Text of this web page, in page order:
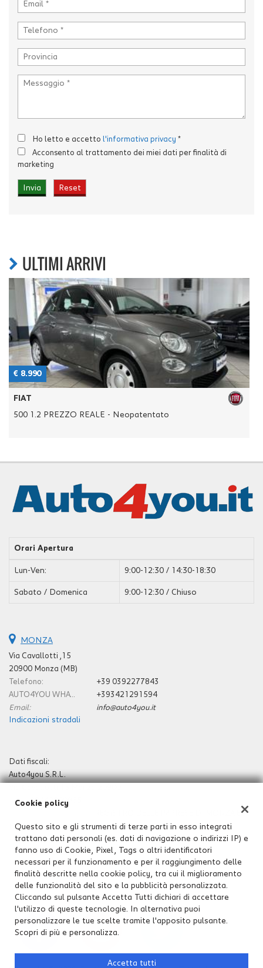
Ho letto e accetto l'informativa privacy *
Acconsento al trattamento dei miei dati per finalità di
marketing
ULTIMI ARRIVI
€ 8.990
FIAT
500 1.2 PREZZO REALE - Neopatentato
Orari Apertura
Lun-Ven: 9:00-12:30 / 14:30-18:30
Sabato / Domenica 9:00-12:30 / Chiuso
MONZA
Via Cavallotti ,15
20900 Monza (MB)
Telefono:
+39 0392277843
AUTO4YOU WHATSAPP E CELLULARE:
+393421291594
Email:
info@auto4you.it
Indicazioni stradali
Dati fiscali:
Auto4you S.R.L.
P.IVA:09442000965
BRIANZA
N°09442000965
REA:MB-1907271
Capitale sociale: € 10.000 i.v.
Cookie policy
Questo sito e gli strumenti di terze parti in esso integrati
trattano dati personali (es. dati di navigazione o indirizzi IP) e
fanno uso di Cookie, Pixel, Tags o altri identificatori
necessari per il funzionamento e per il raggiungimento delle
finalità descritte nella cookie policy, tra cui il miglioramento
delle funzionalità del sito e la pubblicità personalizzata.
Cliccando sul pulsante Accetta Tutti dichiari di accettare
l'utilizzo di queste tecnologie. In alternativa puoi
personalizzare le tue scelte tramite l'apposito pulsante.
Scopri di più e personalizza.
Accetta tutti